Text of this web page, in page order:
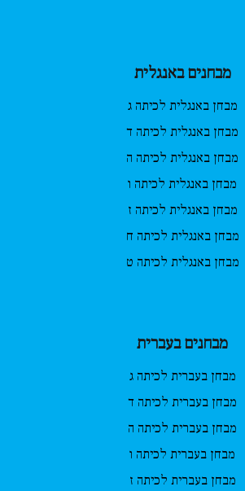
מבחנים באנגלית
מבחן באנגלית לכיתה ג
מבחן באנגלית לכיתה ד
מבחן באנגלית לכיתה ה
מבחן באנגלית לכיתה ו
מבחן באנגלית לכיתה ז
מבחן באנגלית לכיתה ח
מבחן באנגלית לכיתה ט
מבחנים בעברית
מבחן בעברית לכיתה ג
מבחן בעברית לכיתה ד
מבחן בעברית לכיתה ה
מבחן בעברית לכיתה ו
מבחן בעברית לכיתה ז